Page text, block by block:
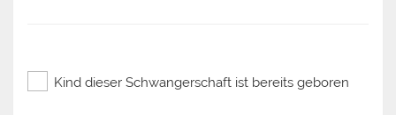
Kind dieser Schwangerschaft ist bereits geboren